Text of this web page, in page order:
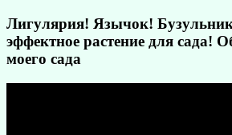
Лигулярия! Язычок!
эффектное растение для сада!
моего сада